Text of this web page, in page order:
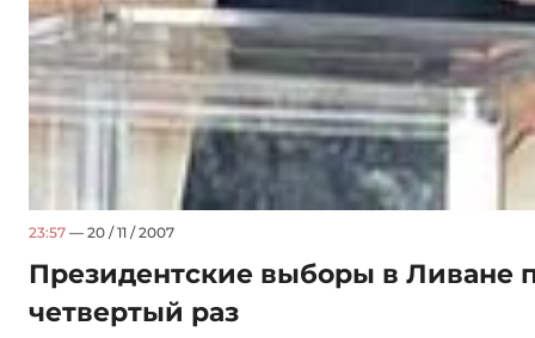
23:57 — 20 / 11 / 2007
Президентские выборы в Ливане
четвертый раз